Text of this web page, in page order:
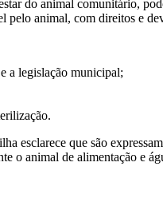
do animal comunitário,
animal, com direitos e
a legislação municipal;
esclarece que são
o animal de alimentação e